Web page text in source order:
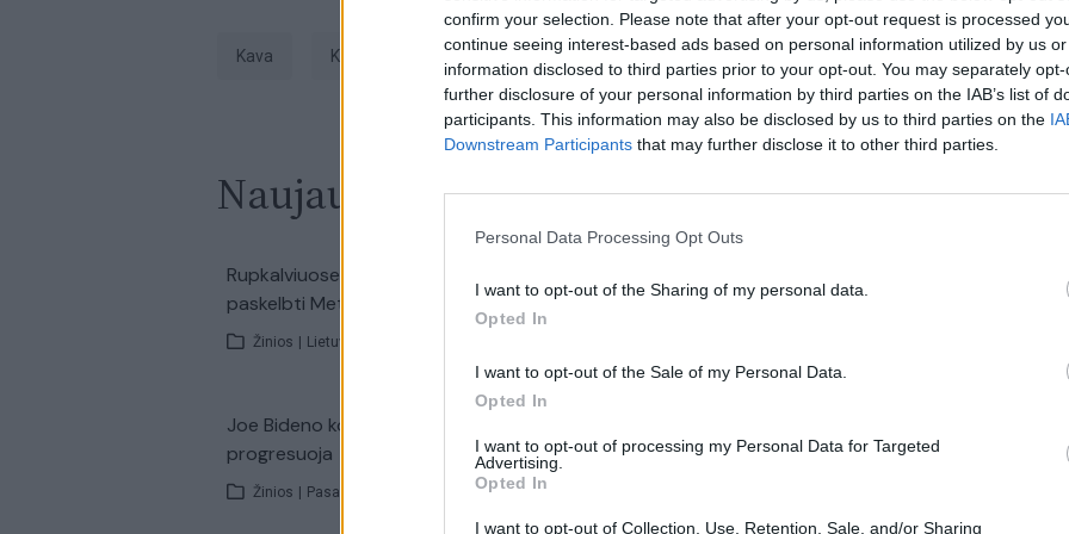
confirm your selection. Please note that after your opt-out request is processed
continue seeing interest-based ads based on personal information utilized by us
information disclosed to third parties prior to your opt-out. You may separately
further disclosure of your personal information by third parties on the IAB’s list of
participants. This information may also be disclosed by us to third parties on the
Downstream Participants that may further disclose it to other third parties.
Personal Data Processing Opt Outs
I want to opt-out of the Sharing of my personal data.
Opted In
I want to opt-out of the Sale of my Personal Data.
Opted In
I want to opt-out of processing my Personal Data for Targeted
Advertising.
Opted In
I want to opt-out of Collection, Use, Retention, Sale, and/or Sharing
Kava kavinės Reporteris
Naujausi įrašai Visi įrašai
Rupkalviuose su dalgiais stojo į kovą:
paskelbti Metų šienpjoviai
Žinios | Lietuvos diena
tarnauti ilgiau
Joe Bideno kova su vėžiu tęsiasi: liga
progresuoja
Žinios | Pasaulis
leidosi į romantišką šokį